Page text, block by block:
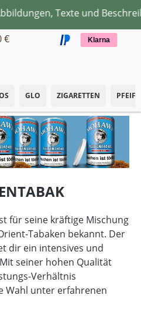
Texte und
€
Klarna
GLO ZIGARETTEN
für seine kräftige Mischung
Tabaken bekannt. Der
dir ein intensives und
seiner hohen Qualität
Verhältnis
Wahl unter erfahrenen